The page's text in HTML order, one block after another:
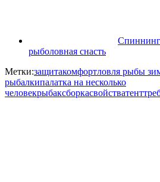
Спиннинг
рыболовная снасть
Метки:защитакомфортловля рыбы
рыбалкипалатка на несколько
человекрыбаксборкасвойстватент